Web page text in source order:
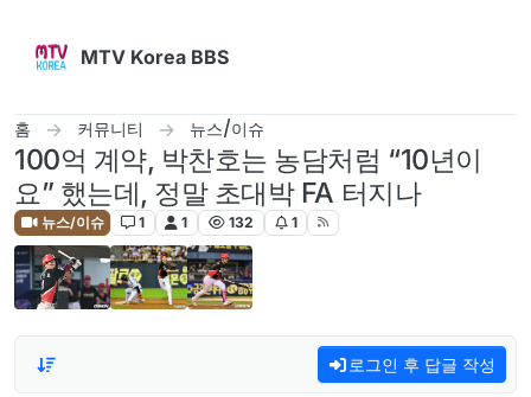
MTV Korea BBS
홈 커뮤니티 뉴스/이슈
100억 계약, 박찬호는 농담처럼 “10년이
요” 했는데, 정말 초대박 FA 터지나
뉴스/이슈 1 1 132 1
로그인 후 답글 작성